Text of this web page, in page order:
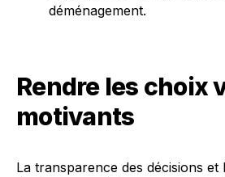
déménagement.
Rendre les choix
motivants
La transparence des décisions et